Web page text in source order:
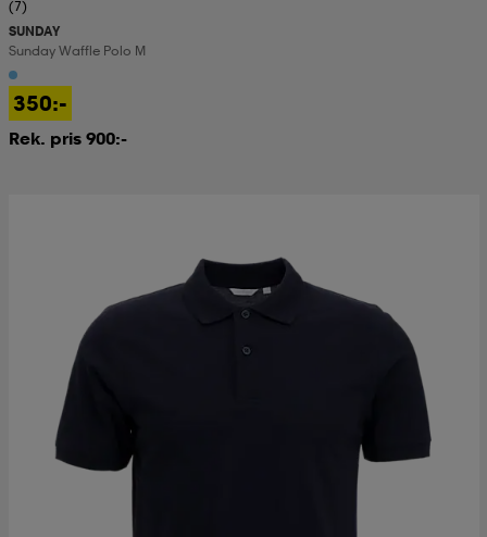
(7)
SUNDAY
Sunday Waffle Polo M
350:-
Rek. pris 900:-